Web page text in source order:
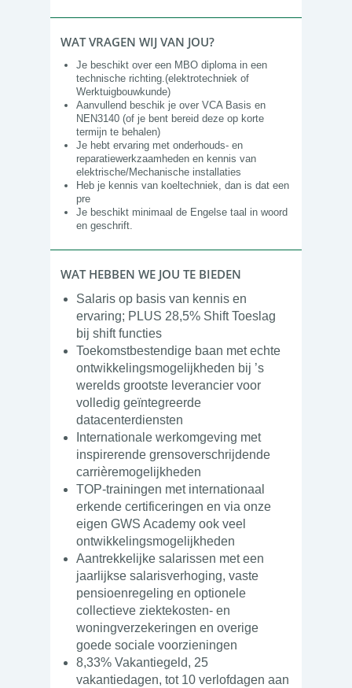
WAT VRAGEN WIJ VAN JOU?
Je beschikt over een MBO diploma in een
technische richting.(elektrotechniek of
Werktuigbouwkunde)
Aanvullend beschik je over VCA Basis en
NEN3140 (of je bent bereid deze op korte
termijn te behalen)
Je hebt ervaring met onderhouds- en
reparatiewerkzaamheden en kennis van
elektrische/Mechanische installaties
Heb je kennis van koeltechniek, dan is dat een
pre
Je beschikt minimaal de Engelse taal in woord
en geschrift.
WAT HEBBEN WE JOU TE BIEDEN
Salaris op basis van kennis en
ervaring; PLUS 28,5% Shift Toeslag
bij shift functies
Toekomstbestendige baan met echte
ontwikkelingsmogelijkheden bij ’s
werelds grootste leverancier voor
volledig geïntegreerde
datacenterdiensten
Internationale werkomgeving met
inspirerende grensoverschrijdende
carrièremogelijkheden
TOP-trainingen met internationaal
erkende certificeringen en via onze
eigen GWS Academy ook veel
ontwikkelingsmogelijkheden
Aantrekkelijke salarissen met een
jaarlijkse salarisverhoging, vaste
pensioenregeling en optionele
collectieve ziektekosten- en
woningverzekeringen en overige
goede sociale voorzieningen
8,33% Vakantiegeld, 25
vakantiedagen, tot 10 verlofdagen aan